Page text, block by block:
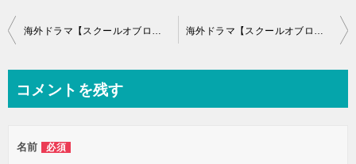
投
ビ
ー
海外ドラマ【スクールオブロック】あらすじ13話～15話と感想-新人スカウトに受かれ 海外ドラマ【スクールオブロック】あらすじ19話～21話と感想-サマーの策略
コメントを残す
名前 必須